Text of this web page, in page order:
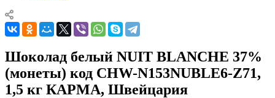
Шоколад белый NUIT BLANCHE 37%
(монеты) код CHW-N153NUBLE6-Z71,
1,5 кг КАРМА, Швейцария